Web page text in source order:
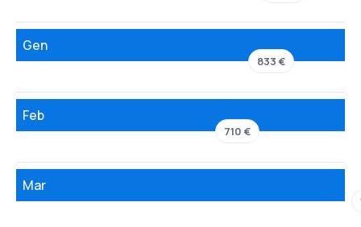
Gen
833 €
Feb
710 €
Mar